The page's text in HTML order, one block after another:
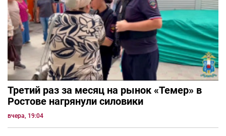
Третий раз за месяц на рынок «Темер» в
Ростове нагрянули силовики
вчера, 19:04